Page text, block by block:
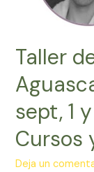
Taller
sept, 1
Cursos
Deja un